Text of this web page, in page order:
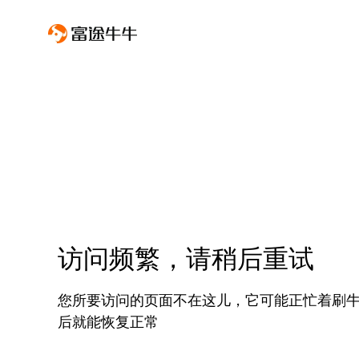
访问频繁，请稍后重试
您所要访问的页面不在这儿，它可能正忙着刷
后就能恢复正常